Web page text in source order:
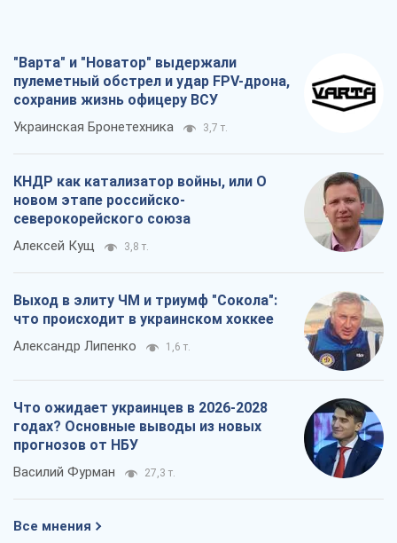
"Варта" и "Новатор" выдержали
пулеметный обстрел и удар FPV-дрона,
сохранив жизнь офицеру ВСУ
Украинская Бронетехника 3,7 т.
КНДР как катализатор войны, или О
новом этапе российско-
северокорейского союза
Алексей Кущ 3,8 т.
Выход в элиту ЧМ и триумф "Сокола":
что происходит в украинском хоккее
Александр Липенко 1,6 т.
Что ожидает украинцев в 2026-2028
годах? Основные выводы из новых
прогнозов от НБУ
Василий Фурман 27,3 т.
Все мнения